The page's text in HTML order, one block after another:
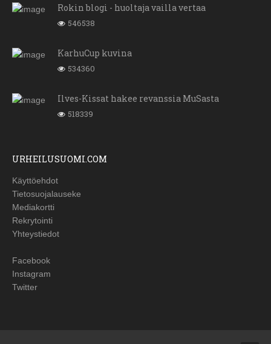
Rokin blogi - huoltaja vailla vertaa
546538
KarhuCup kuvina
534360
Ilves-Kissat hakee revanssia MuSasta
518339
URHEILUSUOMI.COM
Käyttöehdot
Tietosuojalauseke
Mediakortti
Rekrytointi
Yhteystiedot
Facebook
Instagram
Twitter